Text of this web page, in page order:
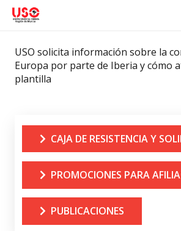
USO solicita información sobre la
Europa por parte de Iberia y cómo
plantilla
CAJA DE RESISTENCIA Y
PROMOCIONES PARA
PUBLICACIONES